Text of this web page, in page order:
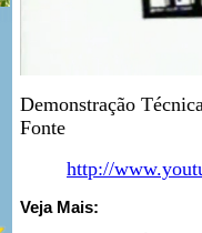
Demonstração
Fonte
http://
Veja Mais: